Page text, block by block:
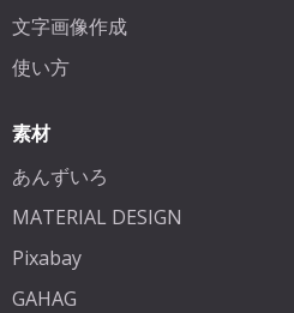
文字画像作成
使い方
素材
あんずいろ
MATERIAL DESIGN
Pixabay
GAHAG